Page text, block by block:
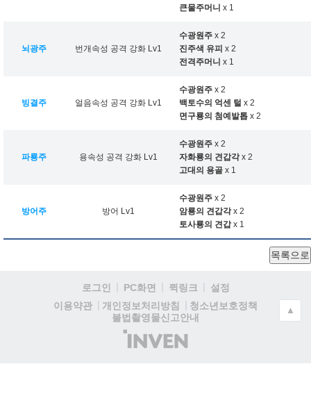
큰물주머니 x 1
뇌광주 번개속성 공격 강화 Lv1
수광원주 x 2
진주색 유피 x 2
전격주머니 x 1
빙결주 얼음속성 공격 강화 Lv1
수광원주 x 2
백토수의 억센 털 x 2
면구룡의 첨예발톱 x 2
파룡주 용속성 공격 강화 Lv1
수광원주 x 2
자화룡의 견갑각x 2
고대의 용골 x 1
방어주 방어 Lv1
수광원주 x 2
암룡의 견갑각x 2
토사룡의 견갑x 1
목록으로
로그인 PC화면 퀵링크
설정
이용약관
개인정보처리방침
청소년보호정책
불법촬영물신고안내
(주)
인
▲